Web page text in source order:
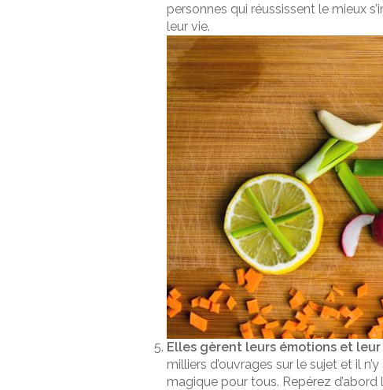
personnes qui réussissent le mieux
leur vie.
Elles gèrent leurs émotions et leur
milliers d’ouvrages sur le sujet et il
magique pour tous. Repérez